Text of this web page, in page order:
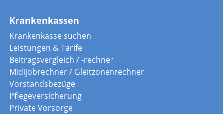
Krankenkassen
Krankenkasse suchen
Leistungen & Tarife
Beitragsvergleich / -rechner
Midijobrechner / Gleitzonenrechner
Vorstandsbezüge
Pflegeversicherung
Private Vorsorge